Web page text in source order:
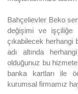
Bahçelievler Beko
değişimi ve işçiliğe
çıkabilecek
adı altında
olduğunuz bu
banka kartları ile
kurumsal firmamız